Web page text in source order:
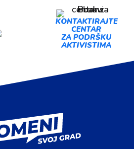
KONTAKTIRAJTE
CENTAR
ZA PODRŠKU
AKTIVISTIMA